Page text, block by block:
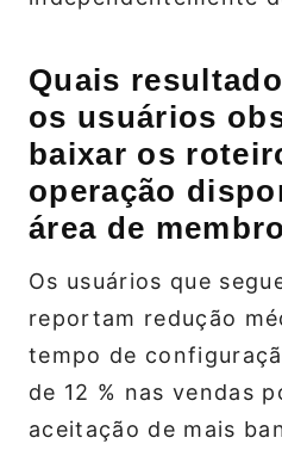
Quais
os usuários
baixar os
operação
área de
Os usuários que
reportam redução
tempo de
de 12 % nas vendas
aceitação de mais